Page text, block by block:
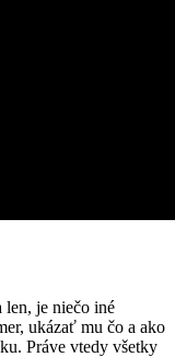
len, je niečo iné
ukázať mu čo a ako
Práve vtedy všetky